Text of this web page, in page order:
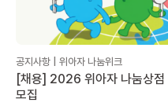
공지사항 | 위아자 나눔위크
[채용] 2026 위아자 나눔상점
모집